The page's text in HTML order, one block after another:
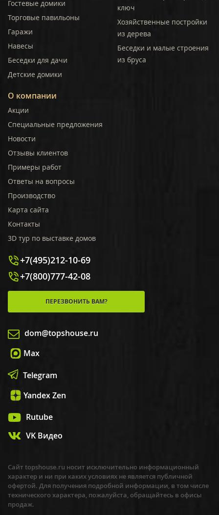
Гостевые домики
Торговые павильоны
Гаражи
Навесы
Беседки для дачи
Детские домики
ключ
Хозяйственные постройки
из дерева
Беседки и малые строения
из бруса
О компании
Акции
Специальные предложения
Новости
Отзывы клиентов
Примеры работ
Ответы на вопросы
Производство
Карта сайта
Контакты
3D тур по выставке домов
+7(495)212-10-69
+7(800)777-42-08
ПЕРЕЗВОНИТЬ ВАМ?
dom@topshouse.ru
Max
Telegram
Yandex Zen
Rutube
VK Видео
Сайт topshouse.ru носит исключительно информационный
характер и ни при каких условиях не является публичной
офертой. Для получения подробной информации, в том числе
технического характера, пожалуйста, обращайтесь в офисы
продаж.